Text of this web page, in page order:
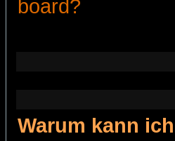
board?
Warum kann